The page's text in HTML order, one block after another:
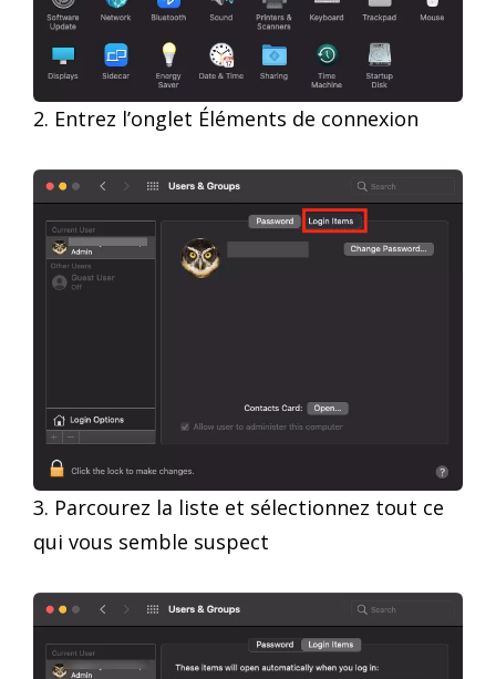
2. Entrez l’onglet Éléments de connexion
3. Parcourez la liste et sélectionnez tout ce
qui vous semble suspect